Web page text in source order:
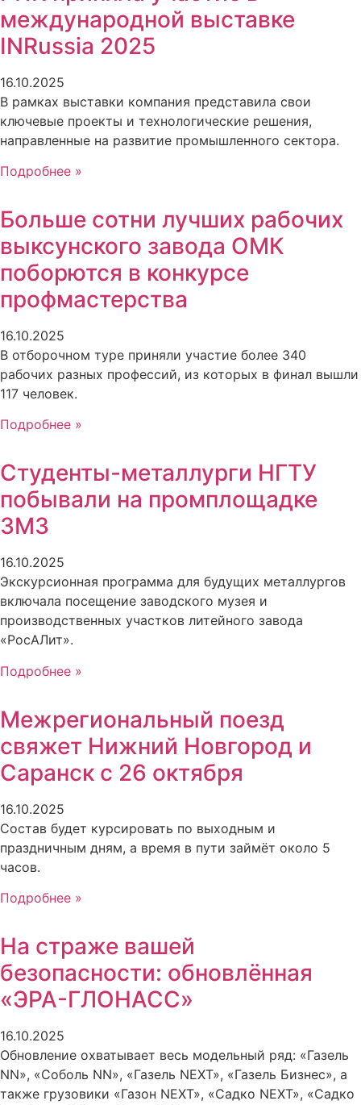
международной выставке
INRussia 2025
16.10.2025
В рамках выставки компания представила свои
ключевые проекты и технологические решения,
направленные на развитие промышленного сектора.
Подробнее »
Больше сотни лучших рабочих
выксунского завода ОМК
поборются в конкурсе
профмастерства
16.10.2025
В отборочном туре приняли участие более 340
рабочих разных профессий, из которых в финал вышли
117 человек.
Подробнее »
Студенты-металлурги НГТУ
побывали на промплощадке
ЗМЗ
16.10.2025
Экскурсионная программа для будущих металлургов
включала посещение заводского музея и
производственных участков литейного завода
«РосАЛит».
Подробнее »
Межрегиональный поезд
свяжет Нижний Новгород и
Саранск с 26 октября
16.10.2025
Состав будет курсировать по выходным и
праздничным дням, а время в пути займёт около 5
часов.
Подробнее »
На страже вашей
безопасности: обновлённая
«ЭРА-ГЛОНАСС»
16.10.2025
Обновление охватывает весь модельный ряд: «Газель
NN», «Соболь NN», «Газель NEXT», «Газель Бизнес», а
также грузовики «Газон NEXT», «Садко NEXT», «Садко